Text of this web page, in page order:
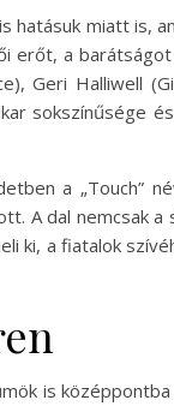
hatásuk miatt is,
erőt, a
Geri Halliwell
sokszínűsége
a „Touch”
A dal nemcsak
ki, a fiatalok
is